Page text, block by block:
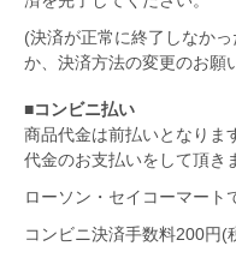
(決済が正常に終了しなか
か、決済方法の変更のお願
■コンビニ払い
商品代金は前払いとなりま
代金のお支払いをして頂き
ローソン・セイコーマート
コンビニ決済手数料200円(